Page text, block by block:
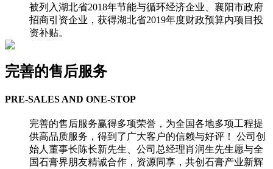
被列入湖北省2018年节能与循环经济企业、襄阳市政府
招商引资企业，获得湖北省2019年度财政预算内项目投
资补贴。
完善的售后服务
PRE-SALES AND ONE-STOP
完善的售后服务赢得多项荣誉，为全国各地多项工程提
供高品质服务，得到了广大客户的信赖与好评！ 公司创
始人董事长陈长新先生、公司总经理肖润生先生愿与全
国石膏界朋友精诚合作，资源同享，共创石膏产业新辉